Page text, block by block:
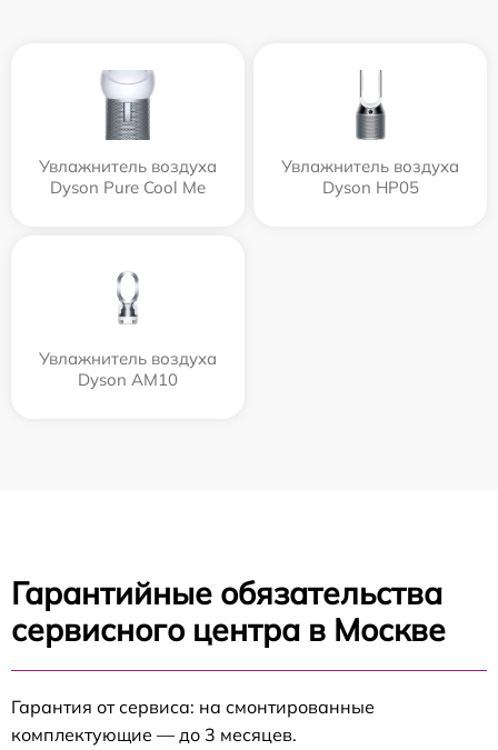
Увлажнитель воздуха
Dyson Pure Cool Me
Увлажнитель воздуха
Dyson HP05
Увлажнитель воздуха
Dyson AM10
Гарантийные обязательства
сервисного центра в Москве
Гарантия от сервиса: на смонтированные
комплектующие — до 3 месяцев.